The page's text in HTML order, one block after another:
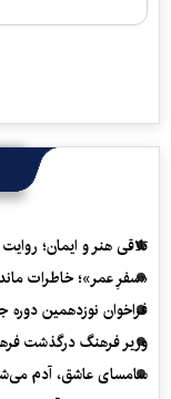
تلاقی هنر و ایمان؛
«سفرِ عمر»؛ خاطرات
فراخوان نوزدهمین
وزیر فرهنگ درگذشت
سامسای عاشق، آدم